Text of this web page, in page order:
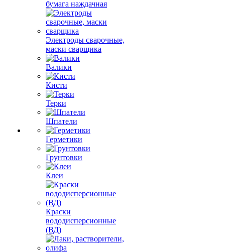
бумага наждачная
Электроды сварочные,
маски сварщика
Валики
Кисти
Терки
Шпатели
Герметики
Грунтовки
Клеи
Краски
вододисперсионные
(ВД)